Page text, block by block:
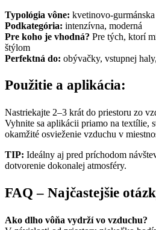
Typológia vône: kvetinovo-gurmánska
Podkategória: intenzívna, moderná
Pre koho je vhodná? Pre tých, ktorí
štýlom
Perfektná do: obývačky, vstupnej
Použitie a aplikácia:
Nastriekajte 2–3 krát do priestoru zo
Vyhnite sa aplikácii priamo na textílie,
okamžité osvieženie vzduchu v
TIP: Ideálny aj pred príchodom
dotvorenie dokonalej atmosféry.
FAQ – Najčastejšie
Ako dlho vôňa vydrží vo vzduchu?